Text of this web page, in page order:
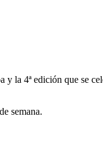
la 4ª edición que se
semana.